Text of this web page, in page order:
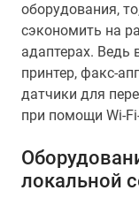
оборудования,
сэкономить на
адаптерах. Ведь
принтер, факс-
датчики для
при помощи Wi-
локальной